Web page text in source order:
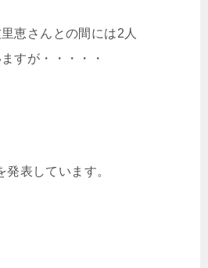
恵さんとの間には2人
すが・・・・・
表しています。